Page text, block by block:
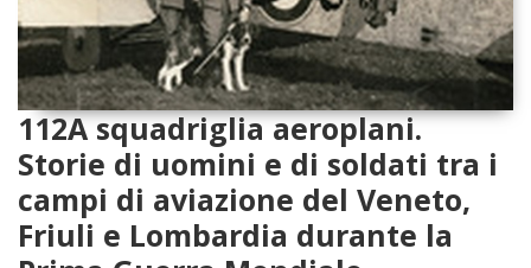
112A squadriglia aeroplani.
Storie di uomini e di soldati tra i
campi di aviazione del Veneto,
Friuli e Lombardia durante la